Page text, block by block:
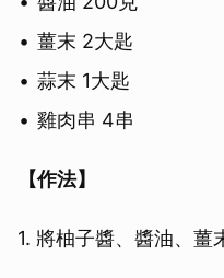
薑末 2大匙
蒜末 1大匙
雞肉串 4串
【作法】
1. 將柚子醬、醬油、薑